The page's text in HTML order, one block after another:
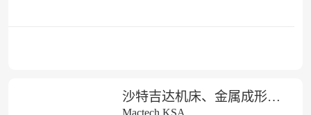
沙特吉达机床、金属成形、焊接切割展览会